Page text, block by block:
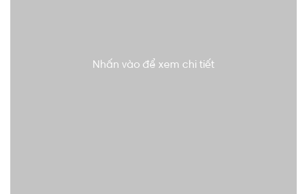
Nhấn vào để xem chi tiết